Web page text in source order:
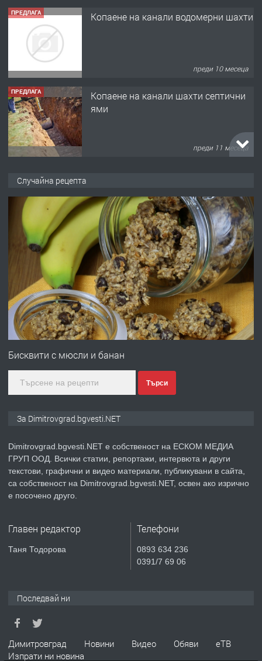
ПРЕДЛАГА Копаене на канали водомерни шахти
преди 10 месеца
ПРЕДЛАГА
Копаене на канали шахти септични
ями
преди 11 месеца
преди 11 месеца
ПРЕДЛАГА Онлайн магазин за всички!
преди 11 месеца
ПРЕДЛАГА Курс Помощник-възпитател
преди 4 месеца
ПРЕДЛАГА Професионални курсове
Ремонтирана къща в с. Ябълково,
ПРЕДЛАГА Продавам японска ряпа Дайкон
Случайна рецепта
Бисквити с мюсли и банан
Търси
За Dimitrovgrad.bgvesti.NET
Dimitrovgrad.bgvesti.NET е собственост на ЕСКОМ МЕДИА
ГРУП ООД. Всички статии, репортажи, интервюта и други
текстови, графични и видео материали, публикувани в сайта,
са собственост на Dimitrovgrad.bgvesti.NET, освен ако изрично
е посочено друго.
Главен редактор
Таня Тодорова
Телефони
0893 634 236
0391/7 69 06
Последвай ни
Димитровград Новини Видео Обяви
еТВ
Изпрати ни новина